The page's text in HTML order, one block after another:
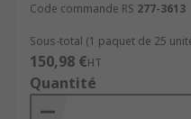
Code commande RS 277-3613
Sous-total (1 paquet de 25
150,98 €HT
Quantité